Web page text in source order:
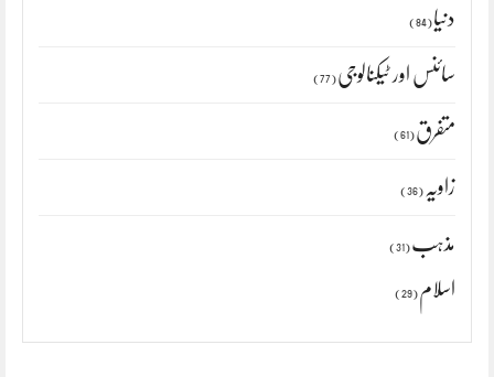
دنیا (84)
سائنس اور ٹیکنالوجی (77)
متفرق (61)
زاویہ (36)
مذہب (31)
اسلام (29)